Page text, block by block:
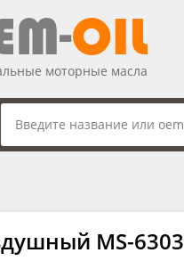
моторные масла
MS-6303